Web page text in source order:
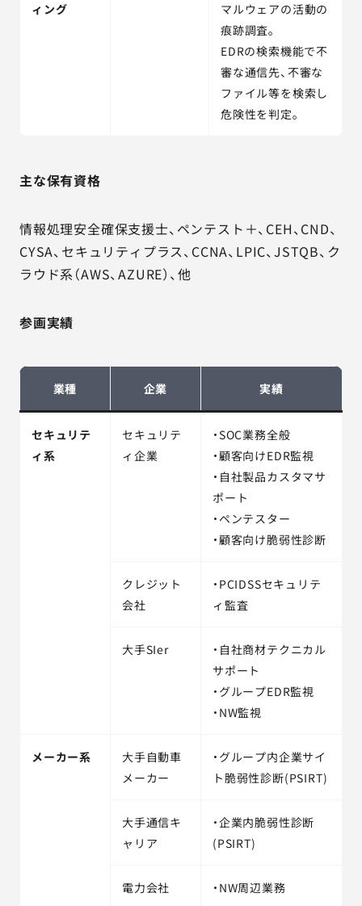
ィング
マルウェアの活動の
痕跡調査。
EDRの検索機能で不
審な通信先、不審な
ファイル等を検索し
危険性を判定。
主な保有資格
情報処理安全確保支援士、ペンテスト＋、CEH、CND、
CYSA、セキュリティプラス、CCNA、LPIC、JSTQB、ク
ラウド系（AWS、AZURE）、他
参画実績
業種 企業 実績
セキュリテ
ィ系
セキュリテ
ィ企業
・SOC業務全般
・顧客向けEDR監視
・自社製品カスタマサ
ポート
・ペンテスター
・顧客向け脆弱性診断
クレジット
会社
・PCIDSSセキュリテ
ィ監査
大手SIer
・自社商材テクニカル
サポート
・グループEDR監視
・NW監視
メーカー系
大手自動車
メーカー
・グループ内企業サイ
ト脆弱性診断(PSIRT)
大手通信キ
ャリア
・企業内脆弱性診断
(PSIRT)
電力会社 ・NW周辺業務